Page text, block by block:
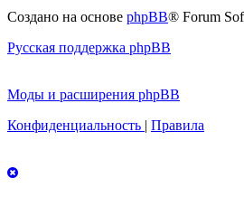
Создано на основе phpBB® Forum
Русская поддержка phpBB
Моды и расширения phpBB
Конфиденциальность | Правила